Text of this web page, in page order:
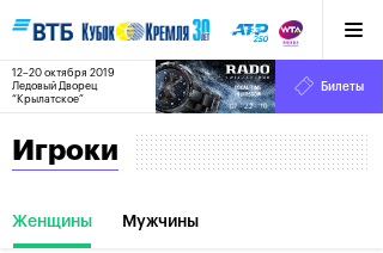
12–20 октября 2019
Ледовый Дворец
“Крылатское”
07 :22 : 10
Билеты
Игроки
Женщины Мужчины